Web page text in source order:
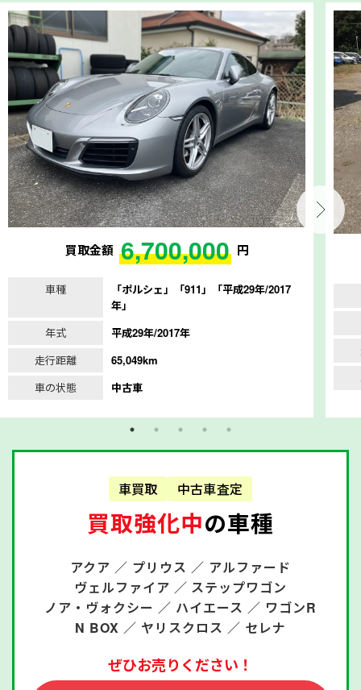
買取金額 6,700,000 円
車種
「ポルシェ」「911」「平成29年/2017
年」
年式
平成29年/2017年
走行距離
65,049km
車の状態
中古車
車買取 中古車査定
買取強化中の車種
アクア ／ プリウス ／ アルファード
ヴェルファイア ／ ステップワゴン
ノア・ヴォクシー ／ ハイエース ／ ワゴンR
N BOX ／ ヤリスクロス ／ セレナ
ぜひお売りください！